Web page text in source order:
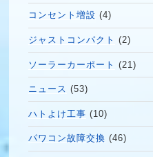
コンセント増設 (4)
ジャストコンパクト (2)
ソーラーカーポート (21)
ニュース (53)
ハトよけ工事 (10)
パワコン故障交換 (46)